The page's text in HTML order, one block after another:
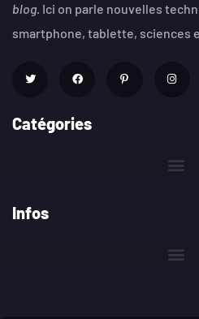
blog. Ici on parle nouvelles
smartphone, tablette, sciences
Catégories
Infos